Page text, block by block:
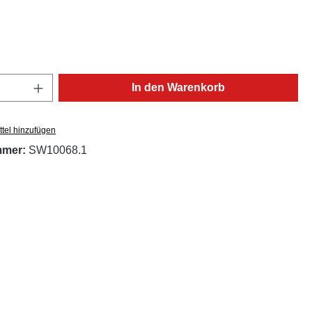
Anzahl: Gib den gewünschten Wert ein
In den Warenkorb
hinzufügen
SW10068.1